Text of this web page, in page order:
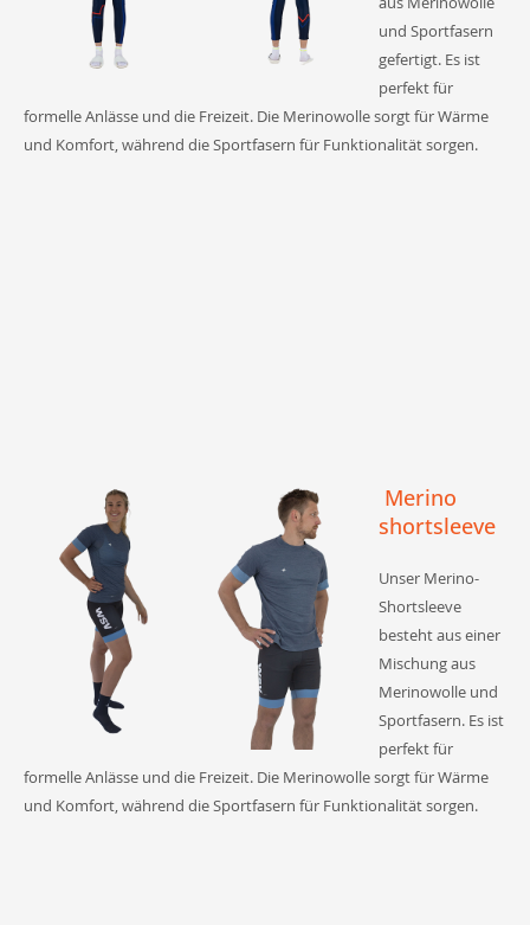
und Sportfasern
gefertigt. Es ist
perfekt für
formelle Anlässe und die Freizeit. Die Merinowolle sorgt für Wärme
und Komfort, während die Sportfasern für Funktionalität sorgen.
Merino
shortsleeve
Unser Merino-
Shortsleeve
besteht aus einer
Mischung aus
Merinowolle und
Sportfasern. Es ist
perfekt für
formelle Anlässe und die Freizeit. Die Merinowolle sorgt für Wärme
und Komfort, während die Sportfasern für Funktionalität sorgen.